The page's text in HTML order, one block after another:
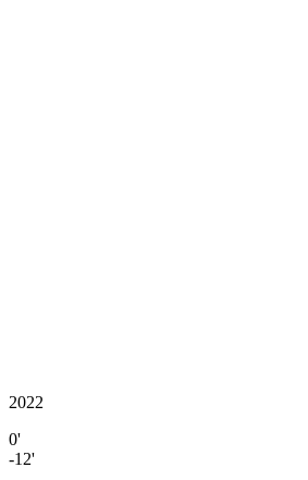
2022
0'
-12'